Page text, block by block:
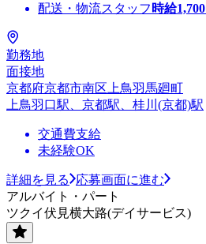
配送・物流スタッフ 時給1,700
勤務地
面接地
京都府京都市南区上鳥羽馬廻町
上鳥羽口駅、京都駅、桂川(京都)駅
交通費支給
未経験OK
詳細を見る
応募画面に進む
アルバイト・パート
ツクイ伏見横大路(デイサービス)